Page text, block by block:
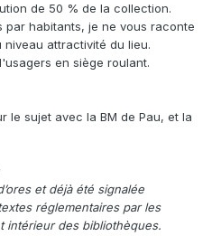
de 50 % de la collection.
par habitants, je ne vous raconte
attractivité du lieu.
en siège roulant.
le sujet avec la BM de Pau, et la
et déjà été signalée
réglementaires par les
intérieur des bibliothèques.